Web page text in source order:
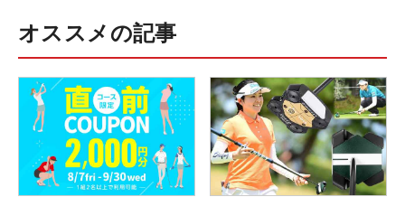
オススメの記事